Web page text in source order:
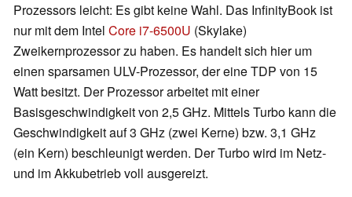
Prozessors leicht: Es gibt keine Wahl. Das InfinityBook ist
nur mit dem Intel Core i7-6500U (Skylake)
Zweikernprozessor zu haben. Es handelt sich hier um
einen sparsamen ULV-Prozessor, der eine TDP von 15
Watt besitzt. Der Prozessor arbeitet mit einer
Basisgeschwindigkeit von 2,5 GHz. Mittels Turbo kann die
Geschwindigkeit auf 3 GHz (zwei Kerne) bzw. 3,1 GHz
(ein Kern) beschleunigt werden. Der Turbo wird im Netz-
und im Akkubetrieb voll ausgereizt.